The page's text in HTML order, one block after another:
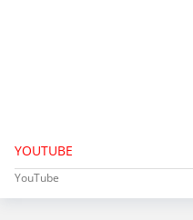
YOUTUBE
YouTube